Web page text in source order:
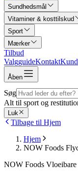
Sundhedsmål
Vitaminer & kosttilskud
Sport
Mærker
Tilbud
ValgguideKontakt
Åben
Søg
Alt til sport og
Luk
Tilbage til Hjem
Hjem
NOW Foods
NOW Foods